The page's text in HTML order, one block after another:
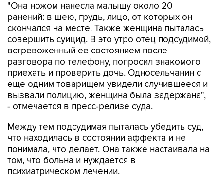
"Она ножом нанесла малышу около 20
ранений: в шею, грудь, лицо, от которых он
скончался на месте. Также женщина пыталась
совершить суицид. В это утро отец подсудимой,
встревоженный ее состоянием после
разговора по телефону, попросил знакомого
приехать и проверить дочь. Односельчанин с
еще одним товарищем увидели случившееся и
вызвали полицию, женщина была задержана",
- отмечается в пресс-релизе суда.
Между тем подсудимая пыталась убедить суд,
что находилась в состоянии аффекта и не
понимала, что делает. Она также настаивала на
том, что больна и нуждается в
психиатрическом лечении.